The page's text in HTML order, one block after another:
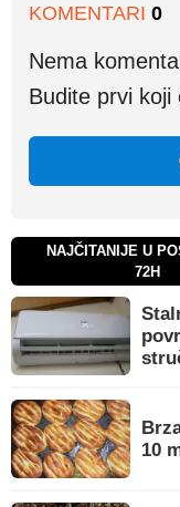
KOMENTARI 0
Nema
Budite prvi koji
NAJČITANIJE U
72H
10